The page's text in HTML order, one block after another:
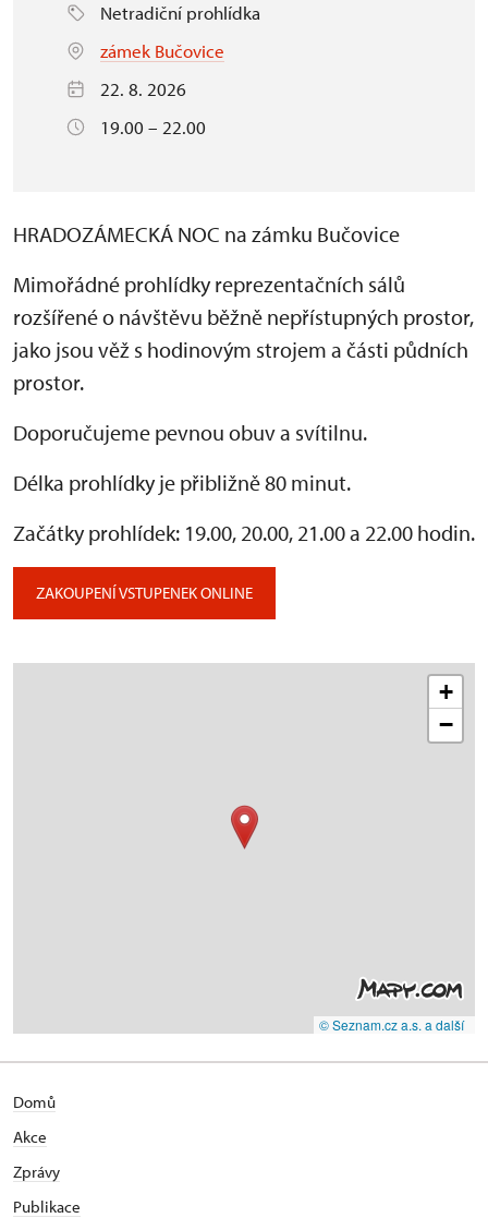
Netradiční prohlídka
zámek Bučovice
22. 8. 2026
19.00 – 22.00
HRADOZÁMECKÁ NOC na zámku Bučovice
Mimořádné prohlídky reprezentačních sálů
rozšířené o návštěvu běžně nepřístupných prostor,
jako jsou věž s hodinovým strojem a části půdních
prostor.
Doporučujeme pevnou obuv a svítilnu.
Délka prohlídky je přibližně 80 minut.
Začátky prohlídek: 19.00, 20.00, 21.00 a 22.00 hodin.
ZAKOUPENÍ VSTUPENEK ONLINE
+
−
© Seznam.cz a.s. a další
Domů
Akce
Zprávy
Publikace